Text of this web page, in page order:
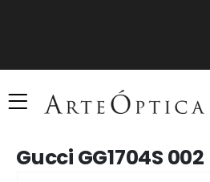
Gucci GG1704S 002